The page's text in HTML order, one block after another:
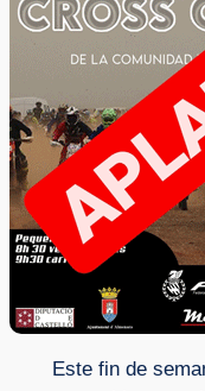
Este fin de